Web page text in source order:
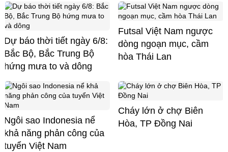
Dự báo thời tiết ngày 6/8:
Bắc Bộ, Bắc Trung Bộ
hứng mưa to và dông
Futsal Việt Nam ngược
dòng ngoạn mục, cầm
hòa Thái Lan
Ngôi sao Indonesia nể
khả năng phản công của
tuyển Việt Nam
Cháy lớn ở chợ Biên
Hòa, TP Đồng Nai